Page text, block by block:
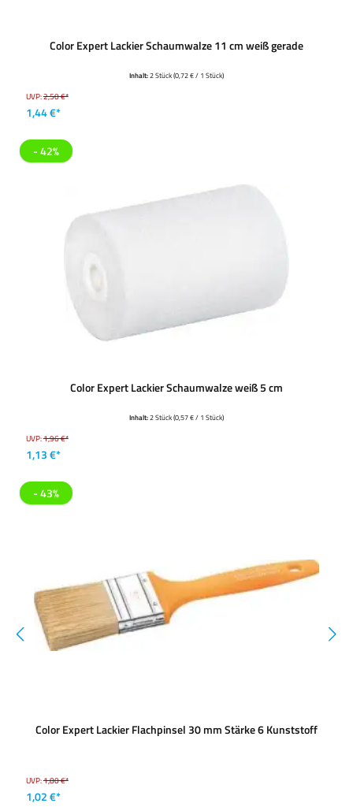
Color Expert Lackier Schaumwalze 11 cm weiß gerade
Inhalt:2 Stück(0,72 € / 1 Stück)
UVP:2,50 €*
1,44 €*
- 42%
Color Expert Lackier Schaumwalze weiß 5 cm
Inhalt:2 Stück(0,57 € / 1 Stück)
UVP:1,96 €*
1,13 €*
- 43%
Color Expert Lackier Flachpinsel 30 mm Stärke 6 Kunststoff
UVP:1,80 €*
1,02 €*